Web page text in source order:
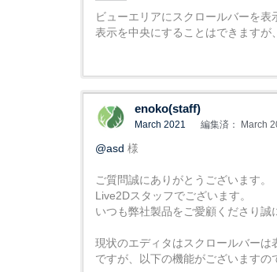
ビューエリアにスクロールバーを表
表示を中央にすることはできますが
enoko(staff)
March 2021 編集済： March
@asd 様
ご質問誠にありがとうございます。
Live2Dスタッフでございます。
いつも弊社製品をご愛顧くださり誠
現状のエディタはスクロールバーは
ですが、以下の機能がございますの